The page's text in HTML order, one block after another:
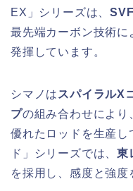
EX」シリーズは、
最先端カーボン技術に
発揮しています。
シマノは スパイラルX
プの組み合わせにより
優れたロッドを生産し
ド」シリーズでは、東
を採用し、感度と強度